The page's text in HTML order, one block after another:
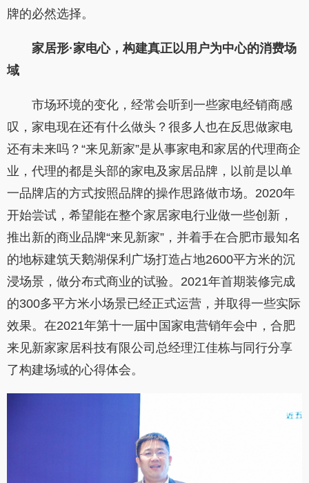
牌的必然选择。
家居形·家电心，构建真正以用户为中心的消费场
域
市场环境的变化，经常会听到一些家电经销商感
叹，家电现在还有什么做头？很多人也在反思做家电
还有未来吗？“来见新家”是从事家电和家居的代理商企
业，代理的都是头部的家电及家居品牌，以前是以单
一品牌店的方式按照品牌的操作思路做市场。2020年
开始尝试，希望能在整个家居家电行业做一些创新，
推出新的商业品牌“来见新家”，并着手在合肥市最知名
的地标建筑天鹅湖保利广场打造占地2600平方米的沉
浸场景，做分布式商业的试验。2021年首期装修完成
的300多平方米小场景已经正式运营，并取得一些实际
效果。在2021年第十一届中国家电营销年会中，合肥
来见新家家居科技有限公司总经理江佳栋与同行分享
了构建场域的心得体会。